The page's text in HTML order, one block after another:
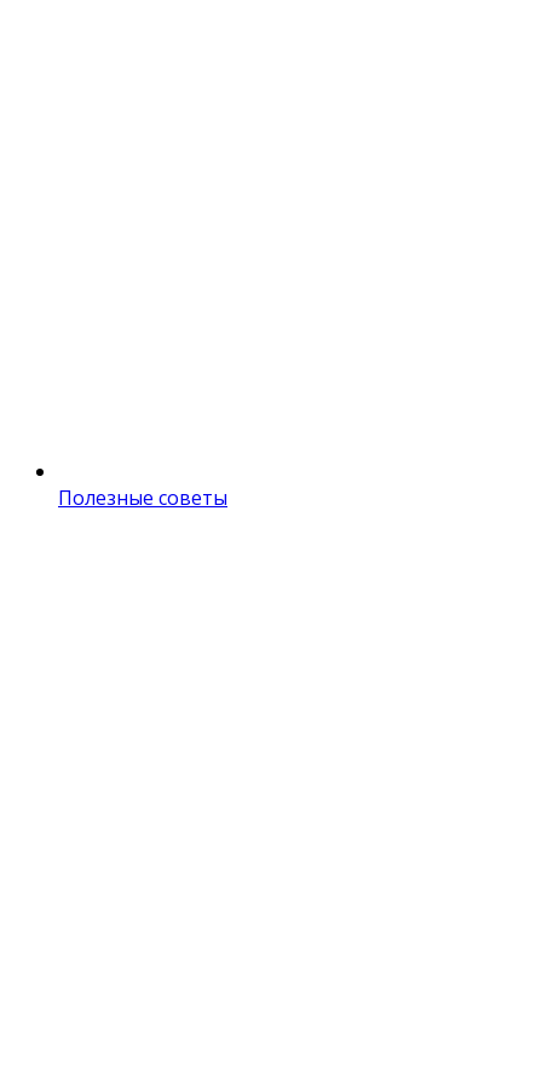
Полезные советы